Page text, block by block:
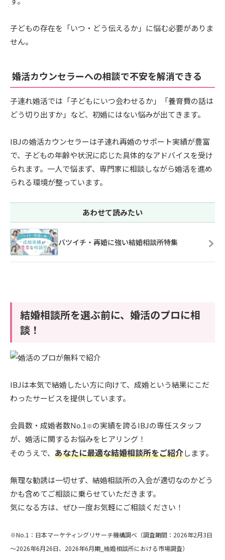
子どもの存在を「いつ・どう伝えるか」に悩む必要がありま
せん。
婚活カウンセラーへの相談で不安を解消できる
子連れ婚活では「子どもにいつ会わせるか」「養育費の話は
どう切り出すか」など、初婚にはない悩みが出てきます。
IBJの婚活カウンセラーは子連れ再婚のサポート実績が豊富
で、子どもの年齢や状況に応じた具体的なアドバイスを受け
られます。一人で悩まず、専門家に相談しながら婚活を進め
られる環境が整っています。
あわせて読みたい
バツイチ・再婚に強い結婚相談所特集
結婚相談所を選ぶ前に、婚活のプロに相
談！
IBJは本気で結婚したい方に向けて、成婚という結果にこだ
わったサービスを提供しています。
会員数・成婚者数No.1※の実績を誇るIBJの専任スタッフ
が、婚活に関するお悩みをヒアリング！
そのうえで、 あなたに最適な結婚相談所をご紹介します。
無理な勧誘は一切せず、結婚相談所の入会が適切なのかどう
かも含めてご相談に乗らせていただきます。
気になる方は、ぜひ一度お気軽にご相談ください！
※No.1：日本マーケティングリサーチ機構調べ（調査期間：2026年2月3日
～2026年6月26日、2026年6月期_結婚相談所における市場調査）